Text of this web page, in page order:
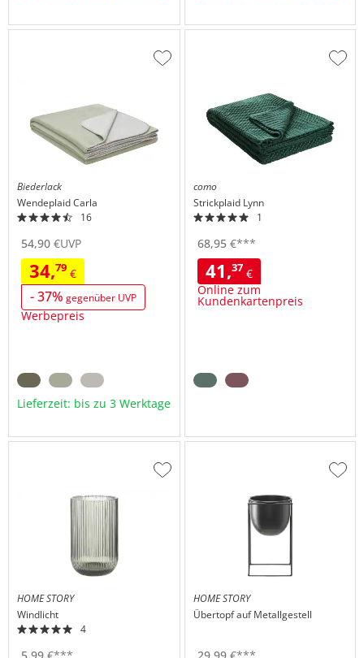
Biederlack
WendeplaidCarla
16
54,90 €UVP
34,79 €
- 37% gegenüber UVP
Werbepreis
Zur
Lieferzeit: bis zu 3 Werktage
como
Strickplaid Lynn
1
68,95€***
41,37 €
Online zum
Kundenkartenpreis
Zur
HOME STORY
Windlicht
4
5,99 €***
Zur
HOME STORY
Übertopf auf Metallgestell
29,99€***
Zur